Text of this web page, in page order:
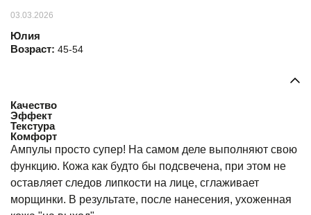
03.03.2026
Юлия
Возраст: 45-54
Качество
Эффект
Текстура
Комфорт
Ампулы просто супер! На самом деле выполняют свою
функцию. Кожа как будто бы подсвечена, при этом не
оставляет следов липкости на лице, сглаживает
морщинки. В результате, после нанесения, ухоженная